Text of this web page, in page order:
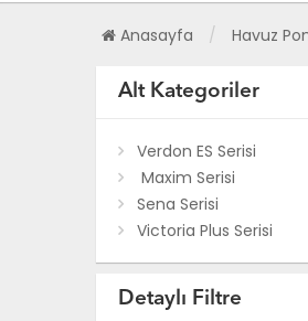
Anasayfa Havuz
Alt Kategoriler
Verdon ES Serisi
Maxim Serisi
Sena Serisi
Victoria Plus Serisi
Detaylı Filtre